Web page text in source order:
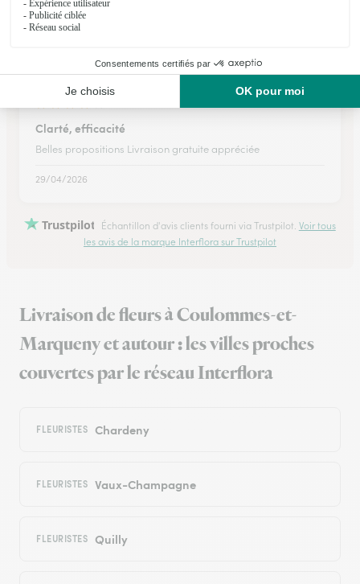
incroyable
★ ★ ★ ★ ★
Clarté, efficacité
Belles propositions Livraison gratuite appréciée
29/04/2026
Trustpilot Échantillon d'avis clients fourni via Trustpilot. Voir tous
les avis de la marque Interflora sur Trustpilot
Livraison de fleurs à Coulommes-et-
Marqueny et autour : les villes proches
couvertes par le réseau Interflora
FLEURISTES Chardeny
FLEURISTES Vaux-Champagne
FLEURISTES Quilly